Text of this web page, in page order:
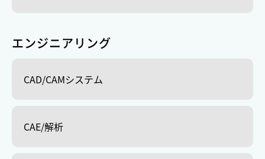
エンジニアリング
CAD/CAMシステム
CAE/解析